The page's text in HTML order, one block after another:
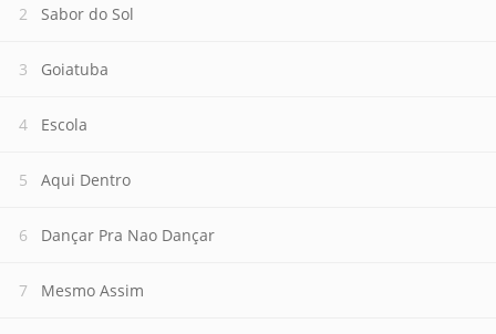
Sabor do Sol
Goiatuba
Escola
Aqui Dentro
Dançar Pra Nao Dançar
Mesmo Assim